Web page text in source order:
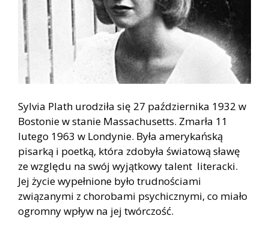
Sylvia Plath urodziła się 27 października 1932 w
Bostonie w stanie Massachusetts. Zmarła 11
lutego 1963 w Londynie. Była amerykańską
pisarką i poetką, która zdobyła światową sławę
ze względu na swój wyjątkowy talent literacki.
Jej życie wypełnione było trudnościami
związanymi z chorobami psychicznymi, co miało
ogromny wpływ na jej twórczość.